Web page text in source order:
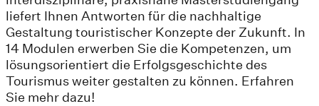
liefert Ihnen Antworten für die nachhaltige
Gestaltung touristischer Konzepte der Zukunft. In
14 Modulen erwerben Sie die Kompetenzen, um
lösungsorientiert die Erfolgsgeschichte des
Tourismus weiter gestalten zu können. Erfahren
Sie mehr dazu!